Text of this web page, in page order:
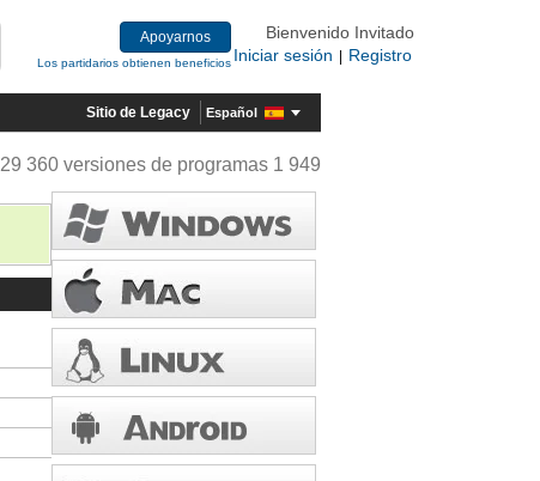
Apoyarnos
Los partidarios obtienen beneficios
Bienvenido Invitado
Iniciar sesión
Registro
Sitio de Legacy Español
29 360 versiones de programas 1 949